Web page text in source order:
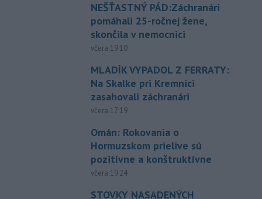
NEŠŤASTNÝ PÁD:Záchranári
pomáhali 25-ročnej žene,
skončila v nemocnici
včera 19:10
MLADÍK VYPADOL Z FERRATY:
Na Skalke pri Kremnici
zasahovali záchranári
včera 17:19
Omán: Rokovania o
Hormuzskom prielive sú
pozitívne a konštruktívne
včera 19:24
STOVKY NASADENÝCH